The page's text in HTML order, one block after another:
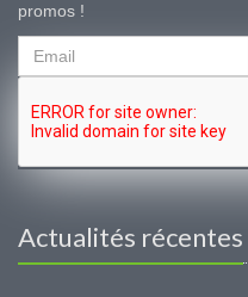
promos !
Actualités récentes